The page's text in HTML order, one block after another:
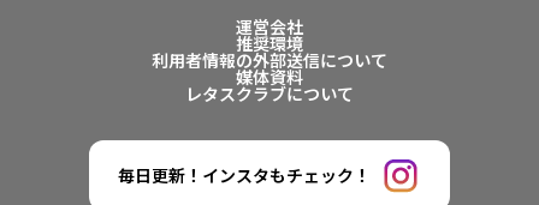
運営会社
推奨環境
利用者情報の外部送信について
媒体資料
レタスクラブについて
毎日更新！インスタもチェック！